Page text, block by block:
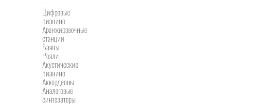
Цифровые
пианино
Аранжировочные
станции
Баяны
Рояли
Акустические
пианино
Аккордеоны
Аналоговые
синтезаторы